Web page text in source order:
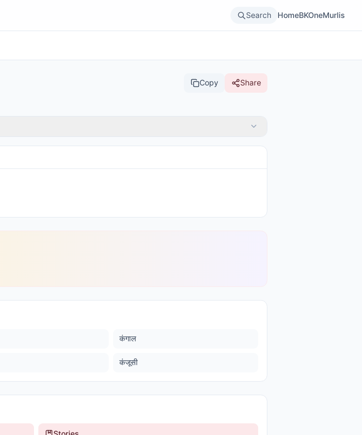
Search HomeBKOneMurlis
Copy Share
कंगाल
कंजूसी